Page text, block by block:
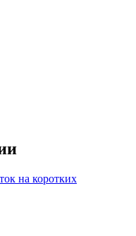
на коротких